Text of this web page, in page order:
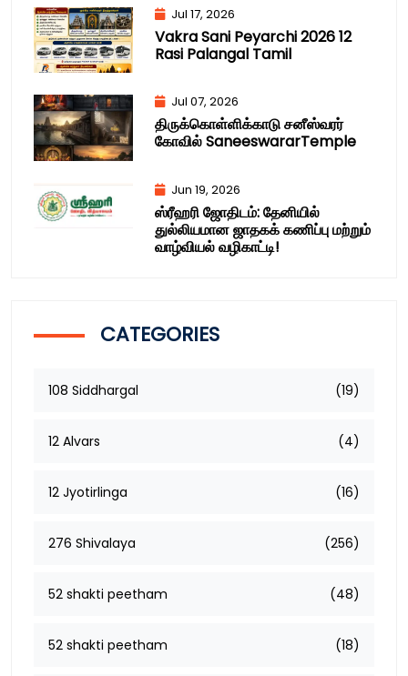
Jul 17, 2026
Vakra Sani Peyarchi 2026 12
Rasi Palangal Tamil
Jul 07, 2026
திருக்கொள்ளிக்காடு சனீஸ்வரர்
கோவில் SaneeswararTemple
Jun 19, 2026
ஸ்ரீஹரி ஜோதிடம்: தேனியில்
துல்லியமான ஜாதகக் கணிப்பு மற்றும்
வாழ்வியல் வழிகாட்டி!
CATEGORIES
108 Siddhargal (19)
12 Alvars (4)
12 Jyotirlinga (16)
276 Shivalaya (256)
52 shakti peetham (48)
52 shakti peetham (18)